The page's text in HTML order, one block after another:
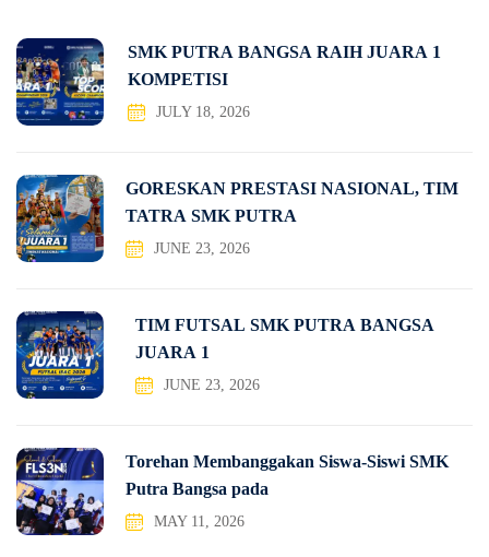
SMK PUTRA BANGSA RAIH JUARA 1
KOMPETISI
JULY 18, 2026
GORESKAN PRESTASI NASIONAL, TIM
TATRA SMK PUTRA
JUNE 23, 2026
TIM FUTSAL SMK PUTRA BANGSA
JUARA 1
JUNE 23, 2026
Torehan Membanggakan Siswa-Siswi SMK
Putra Bangsa pada
MAY 11, 2026